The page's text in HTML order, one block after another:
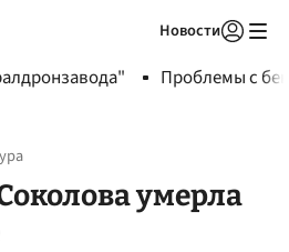
Новости
Проблемы с
умерла